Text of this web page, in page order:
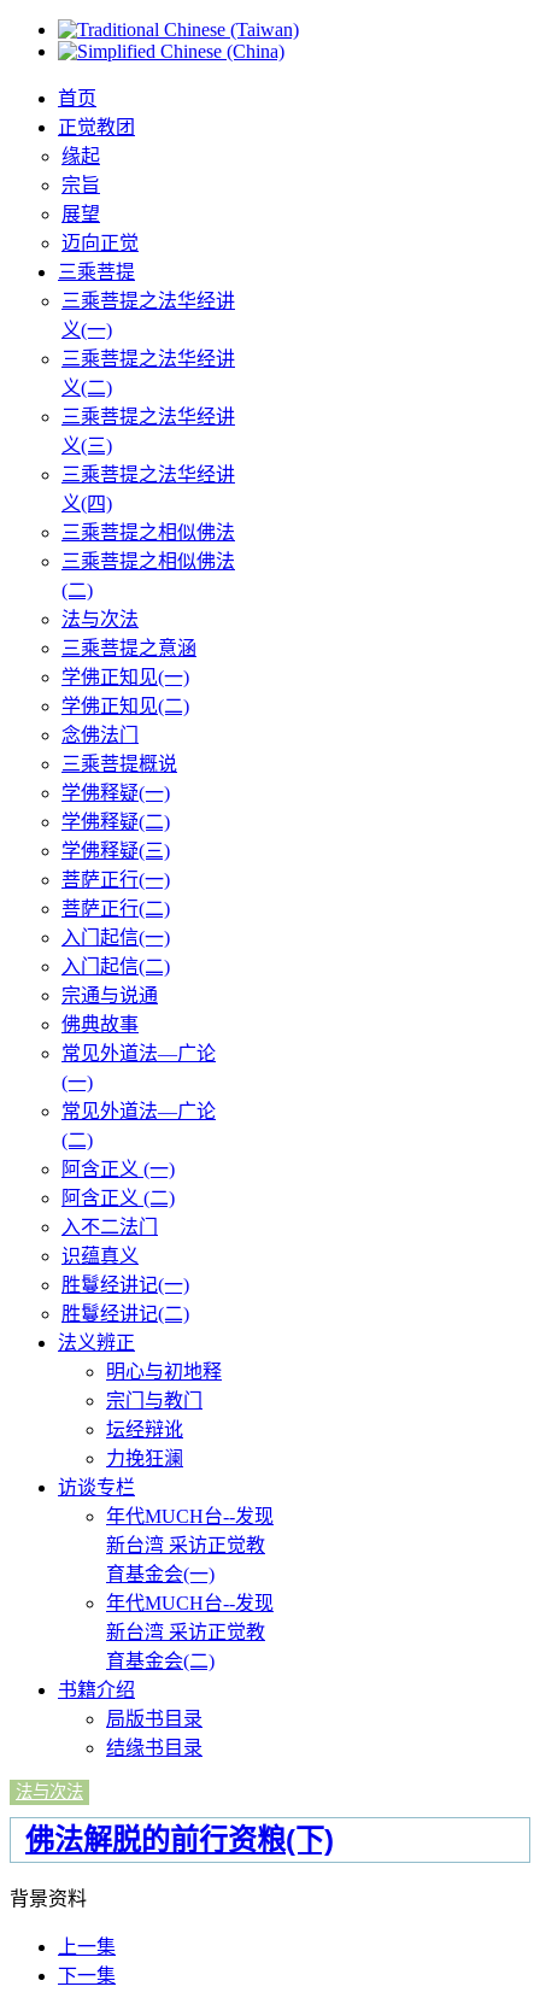
首页
正觉教团
缘起
宗旨
展望
迈向正觉
三乘菩提
三乘菩提之法华经讲
义(一)
三乘菩提之法华经讲
义(二)
三乘菩提之法华经讲
义(三)
三乘菩提之法华经讲
义(四)
三乘菩提之相似佛法
三乘菩提之相似佛法
(二)
法与次法
三乘菩提之意涵
学佛正知见(一)
学佛正知见(二)
念佛法门
三乘菩提概说
学佛释疑(一)
学佛释疑(二)
学佛释疑(三)
菩萨正行(一)
菩萨正行(二)
入门起信(一)
入门起信(二)
宗通与说通
佛典故事
常见外道法—广论
(一)
常见外道法—广论
(二)
阿含正义 (一)
阿含正义 (二)
入不二法门
识蕴真义
胜鬘经讲记(一)
胜鬘经讲记(二)
法义辨正
明心与初地释
宗门与教门
坛经辩讹
力挽狂澜
访谈专栏
年代MUCH台--发现
新台湾 采访正觉教
育基金会(一)
年代MUCH台--发现
新台湾 采访正觉教
育基金会(二)
书籍介绍
局版书目录
结缘书目录
法与次法
佛法解脱的前行资粮(下)
背景资料
上一集
下一集